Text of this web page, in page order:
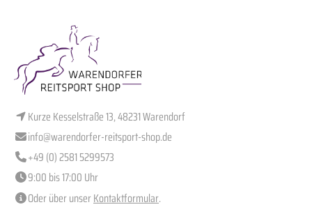
Kurze Kesselstraße 13, 48231 Warendorf
info@warendorfer-reitsport-shop.de
+49 (0) 2581 5299573
9:00 bis 17:00 Uhr
Oder über unserKontaktformular.